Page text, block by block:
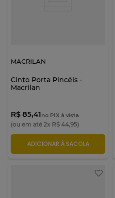
MACRILAN
Cinto Porta Pincéis -
Macrilan
R$ 85,41no PIX à vista
(ou em até 2x R$ 44,95)
ADICIONAR À SACOLA